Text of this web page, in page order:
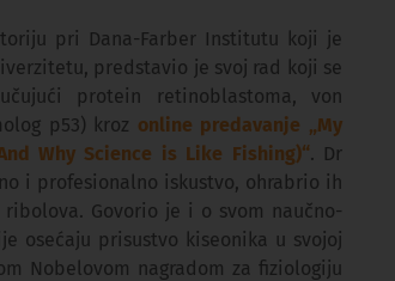
pri Dana-Farber Institutu koji je
predstavio je svoj rad koji se
protein retinoblastoma, von
p53) kroz online predavanje „My
Why Science is Like Fishing)“. Dr
i profesionalno iskustvo, ohrabrio ih
Govorio je i o svom naučno-
osećaju prisustvo kiseonika u svojoj
Nobelovom nagradom za fiziologiju